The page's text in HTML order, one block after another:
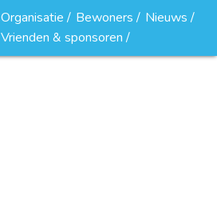
Organisatie Bewoners
Nieuws
Vrienden & sponsoren